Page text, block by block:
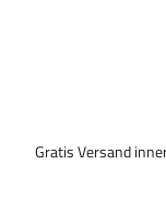
Gratis Versand